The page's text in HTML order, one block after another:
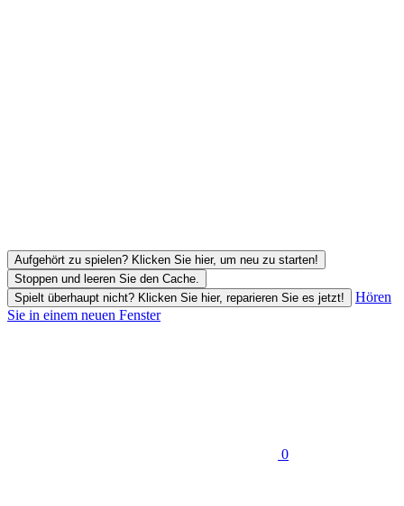
Aufgehört zu spielen? Klicken Sie hier, um neu zu starten!
Stoppen und leeren Sie den Cache.
Spielt überhaupt nicht? Klicken Sie hier, reparieren Sie es jetzt!
Hören
Sie in einem neuen Fenster
0